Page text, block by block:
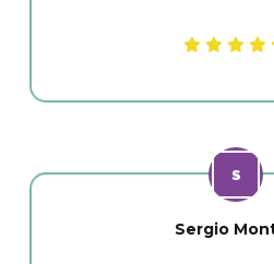
Sergio